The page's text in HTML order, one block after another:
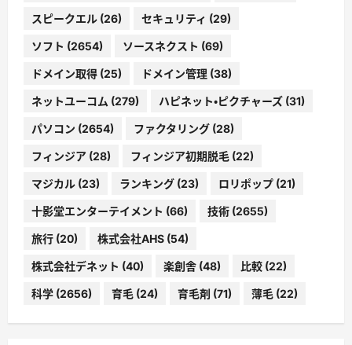
スピークエル (26) セキュリティ (29)
ソフト (2654) ソースネクスト (69)
ドメイン取得 (25) ドメイン管理 (38)
ネットユーコム (279) ハピネット・ピクチャーズ (31)
パソコン (2654) ファクタリング (28)
フィンジア (28) フィンジア初期脱毛 (22)
マジカル (23) ランキング (23) ロリポップ (21)
十影堂エンターテイメント (66) 技術 (2655)
旅行 (20) 株式会社AHS (54)
株式会社デネット (40) 楽創舎 (48) 比較 (22)
科学 (2656) 育毛 (24) 育毛剤 (71) 薄毛 (22)